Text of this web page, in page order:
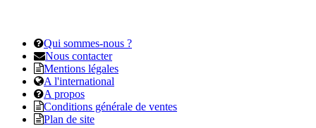
Qui sommes-nous ?
Nous contacter
Mentions légales
A l'international
A propos
Conditions générale de ventes
Plan de site